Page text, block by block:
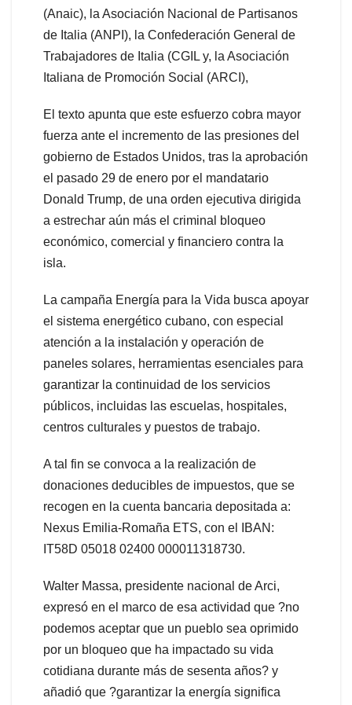
(Anaic), la Asociación Nacional de Partisanos
de Italia (ANPI), la Confederación General de
Trabajadores de Italia (CGIL y, la Asociación
Italiana de Promoción Social (ARCI),
El texto apunta que este esfuerzo cobra mayor
fuerza ante el incremento de las presiones del
gobierno de Estados Unidos, tras la aprobación
el pasado 29 de enero por el mandatario
Donald Trump, de una orden ejecutiva dirigida
a estrechar aún más el criminal bloqueo
económico, comercial y financiero contra la
isla.
La campaña Energía para la Vida busca apoyar
el sistema energético cubano, con especial
atención a la instalación y operación de
paneles solares, herramientas esenciales para
garantizar la continuidad de los servicios
públicos, incluidas las escuelas, hospitales,
centros culturales y puestos de trabajo.
A tal fin se convoca a la realización de
donaciones deducibles de impuestos, que se
recogen en la cuenta bancaria depositada a:
Nexus Emilia-Romaña ETS, con el IBAN:
IT58D 05018 02400 000011318730.
Walter Massa, presidente nacional de Arci,
expresó en el marco de esa actividad que ?no
podemos aceptar que un pueblo sea oprimido
por un bloqueo que ha impactado su vida
cotidiana durante más de sesenta años? y
añadió que ?garantizar la energía significa